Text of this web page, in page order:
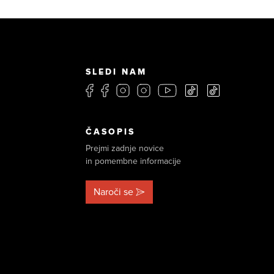
SLEDI NAM
ČASOPIS
Prejmi zadnje novice
in pomembne informacije
Naroči se